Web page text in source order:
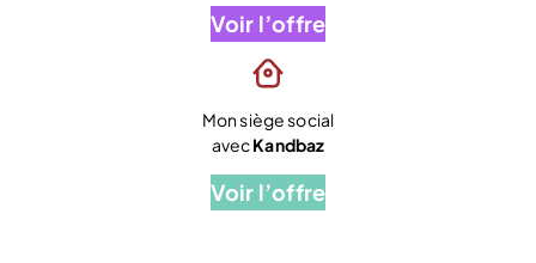
Voir l’offre
Mon siège social
avecKandbaz
Voir l’offre